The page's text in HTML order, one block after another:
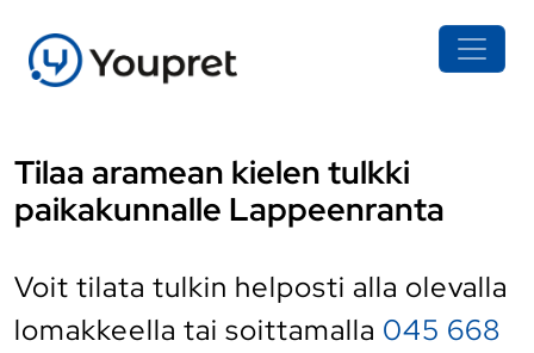
Tilaa aramean kielen tulkki
paikakunnalle Lappeenranta
Voit tilata tulkin helposti alla olevalla
lomakkeella tai soittamalla 045 668